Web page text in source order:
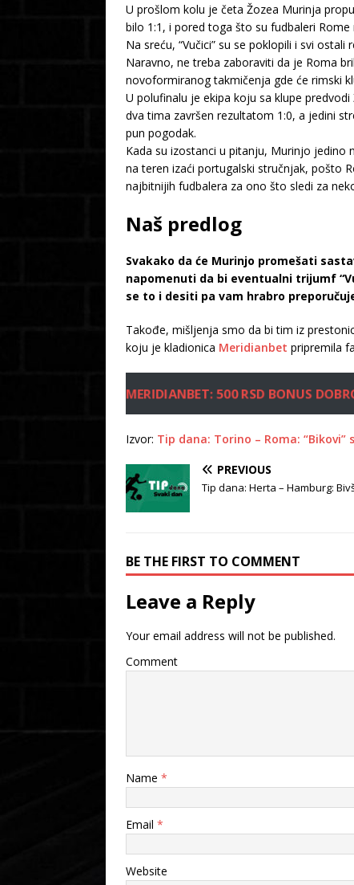
U prošlom kolu je četa Žozea Murinja
bilo 1:1, i pored toga što su fudbaleri
Na sreću, “Vučici” su se poklopili i svi
Naravno, ne treba zaboraviti da je Roma
novoformiranog takmičenja gde će rimski
U polufinalu je ekipa koju sa klupe
dva tima završen rezultatom 1:0, a jedini
pun pogodak.
Kada su izostanci u pitanju, Murinjo
na teren izaći portugalski stručnjak, pošto
najbitnijih fudbalera za ono što sledi za
Naš predlog
Svakako da će Murinjo promešati
napomenuti da bi eventualni trijumf
se to i desiti pa vam hrabro
Takođe, mišljenja smo da bi tim iz
koju je kladionica Meridianbet pripremila
MERIDIANBET: 500 RSD BONUS
Izvor: Tip dana: Torino – Roma:
PREVIOUS
Tip dana: Herta – Hamburg:
BE THE FIRST TO COMMENT
Leave a Reply
Your email address will not be published.
Comment
Name *
Email *
Website